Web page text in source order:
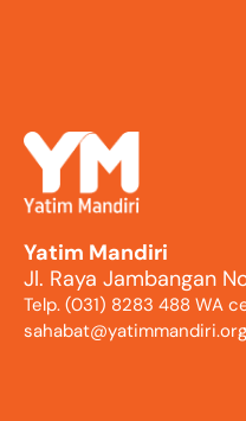
Yatim Mandiri
Jl. Raya Jambangan
Telp. (031) 8283 488 WA
sahabat@yatimmandiri.org